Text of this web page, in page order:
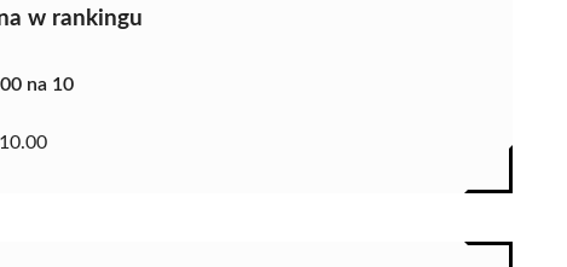
w rankingu
na 10
10.00